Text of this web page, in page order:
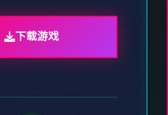
下载游戏